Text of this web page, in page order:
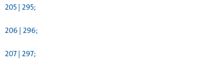
205 | 295;
206 | 296;
207 | 297;